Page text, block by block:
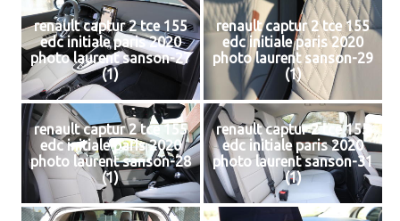
renault captur 2 tce 155
edc initiale paris 2020
photo laurent sanson-27
(1)
renault captur 2 tce 155
edc initiale paris 2020
photo laurent sanson-29
(1)
renault captur 2 tce 155
edc initiale paris 2020
photo laurent sanson-28
(1)
renault captur 2 tce 155
edc initiale paris 2020
photo laurent sanson-31
(1)